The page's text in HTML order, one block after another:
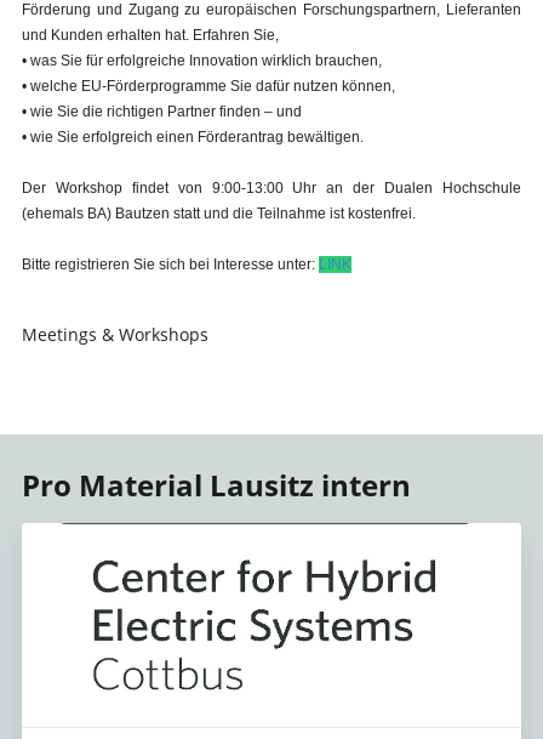
Förderung und Zugang zu europäischen Forschungspartnern, Lieferanten
und Kunden erhalten hat. Erfahren Sie,
• was Sie für erfolgreiche Innovation wirklich brauchen,
• welche EU-Förderprogramme Sie dafür nutzen können,
• wie Sie die richtigen Partner finden – und
• wie Sie erfolgreich einen Förderantrag bewältigen.
Der Workshop findet von 9:00-13:00 Uhr an der Dualen Hochschule
(ehemals BA) Bautzen statt und die Teilnahme ist kostenfrei.
Bitte registrieren Sie sich bei Interesse unter: LINK
Meetings & Workshops
Pro Material Lausitz intern